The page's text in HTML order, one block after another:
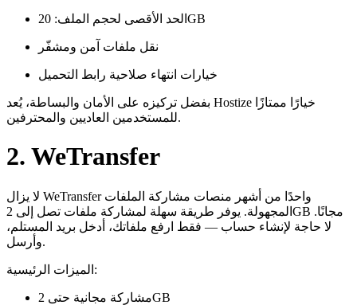
الحد الأقصى لحجم الملف: 20GB
نقل ملفات آمن ومشفّر
خيارات انتهاء صلاحية رابط التحميل
بفضل تركيزه على الأمان والبساطة، يُعد Hostize خيارًا ممتازًا
للمستخدمين العاديين والمحترفين.
2. WeTransfer
لا يزال WeTransfer واحدًا من أشهر منصات مشاركة الملفات
المجهولة. يوفر طريقة سهلة لمشاركة ملفات تصل إلى 2GB مجانًا.
لا حاجة لإنشاء حساب — فقط ارفع ملفاتك، أدخل بريد المستلم،
وأرسل.
الميزات الرئيسية:
مشاركة مجانية حتى 2GB